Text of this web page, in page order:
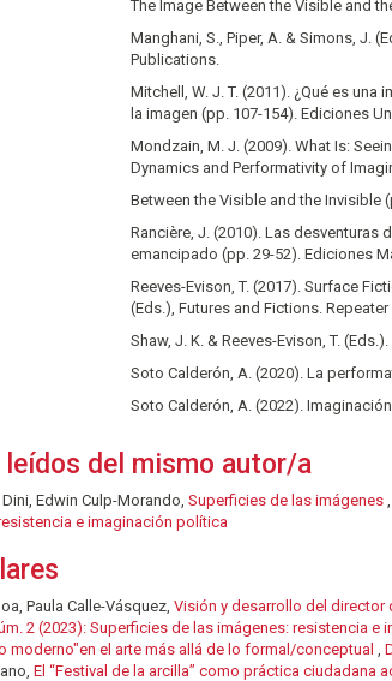
The Image Between the Visible and
Manghani, S., Piper, A. & Simons, J.
Publications.
Mitchell, W. J. T. (2011). ¿Qué es una
la imagen (pp. 107-154). Ediciones
Mondzain, M. J. (2009). What Is:
Dynamics and Performativity of
Between the Visible and the Invisible
Rancière, J. (2010). Las desventuras
emancipado (pp. 29-52). Ediciones
Reeves-Evison, T. (2017). Surface
(Eds.), Futures and Fictions. Repeater
Shaw, J. K. & Reeves-Evison, T.
Soto Calderón, A. (2020). La
Soto Calderón, A. (2022).
del mismo autor/a
Edwin Culp-Morando, Superficies de las imágenes
e imaginación política
Paula Calle-Vásquez, Visión y desarrollo del director
2 (2023): Superficies de las imágenes: resistencia e
moderno"en el arte más allá de lo formal/conceptual
El “Festival de la arcilla” como práctica ciudadana